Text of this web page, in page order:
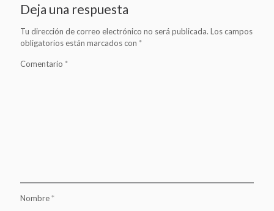
Deja una respuesta
Tu dirección de correo electrónico no será publicada. Los campos
obligatorios están marcados con *
Comentario *
Nombre*